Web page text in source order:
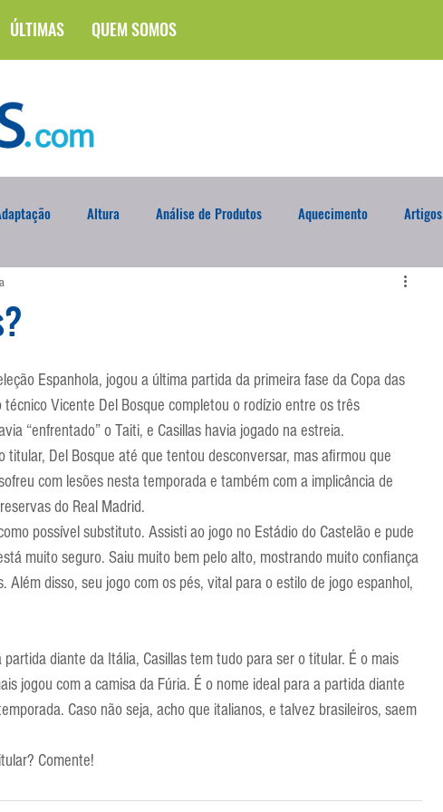
ÚLTIMAS QUEM SOMOS
Altura Análise de Produtos Aquecimento Artigos
Compra Exterior
Escola Americana Escola Argentina Escola Espanhola
Espanhola, jogou a última partida da primeira fase da Copa das
Vicente Del Bosque completou o rodízio entre os três
“enfrentado” o Taiti, e Casillas havia jogado na estreia.
titular, Del Bosque até que tentou desconversar, mas afirmou que
com lesões nesta temporada e também com a implicância de
do Real Madrid.
possível substituto. Assisti ao jogo no Estádio do Castelão e pude
muito seguro. Saiu muito bem pelo alto, mostrando muito confiança
Além disso, seu jogo com os pés, vital para o estilo de jogo espanhol,
diante da Itália, Casillas tem tudo para ser o titular. É o mais
jogou com a camisa da Fúria. É o nome ideal para a partida diante
Caso não seja, acho que italianos, e talvez brasileiros, saem
Comente!